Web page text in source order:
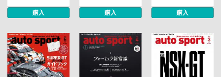
購入 購入 購入